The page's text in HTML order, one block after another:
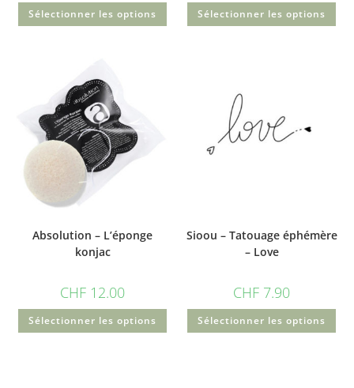
Sélectionner les options Sélectionner les options
Absolution – L’éponge
konjac
CHF 12.00
Sélectionner les options
Sioou – Tatouage éphémère
– Love
CHF 7.90
Sélectionner les options